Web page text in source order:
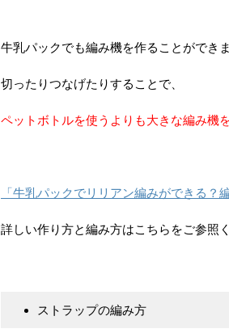
牛乳パックでも編み機を作ることができ
切ったりつなげたりすることで、
ペットボトルを使うよりも大きな編み機
「牛乳パックでリリアン編みができる？
詳しい作り方と編み方はこちらをご参照
ストラップの編み方